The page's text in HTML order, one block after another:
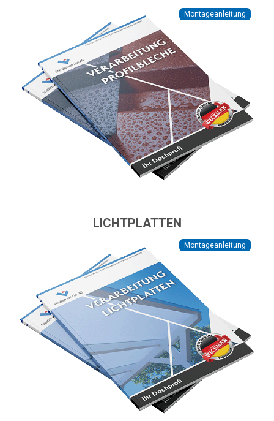
Montageanleitung
LICHTPLATTEN
Montageanleitung